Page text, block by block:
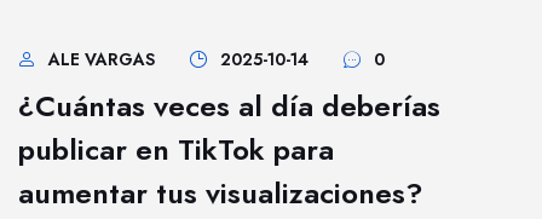
ALE VARGAS 2025-10-14 0
¿Cuántas veces al día deberías
publicar en TikTok para
aumentar tus visualizaciones?